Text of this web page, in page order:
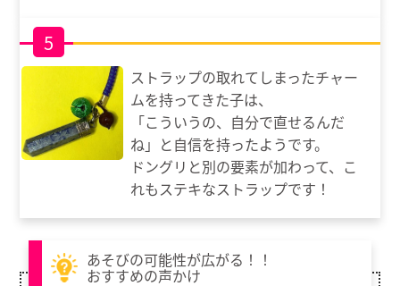
5
ストラップの取れてしまったチャー
ムを持ってきた子は、
「こういうの、自分で直せるんだ
ね」と自信を持ったようです。
ドングリと別の要素が加わって、こ
れもステキなストラップです！
あそびの可能性が広がる！！
おすすめの声かけ